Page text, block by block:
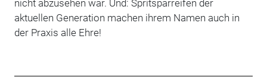
nicht abzusehen war. Und: Spritsparreifen der
aktuellen Generation machen ihrem Namen auch in
der Praxis alle Ehre!